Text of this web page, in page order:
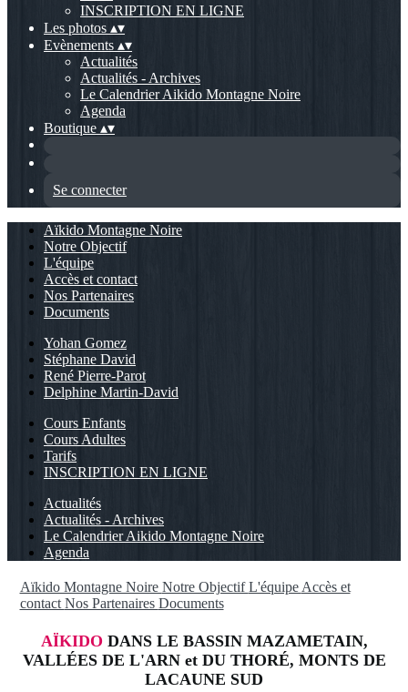
INSCRIPTION EN LIGNE
Les photos ▴▾
Evènements ▴▾
Actualités
Actualités - Archives
Le Calendrier Aikido Montagne Noire
Agenda
Boutique ▴▾
Se connecter
Aïkido Montagne Noire
Notre Objectif
L'équipe
Accès et contact
Nos Partenaires
Documents
Yohan Gomez
Stéphane David
René Pierre-Parot
Delphine Martin-David
Cours Enfants
Cours Adultes
Tarifs
INSCRIPTION EN LIGNE
Actualités
Actualités - Archives
Le Calendrier Aikido Montagne Noire
Agenda
Aïkido Montagne Noire Notre ObjectifL'équipe Accès et
contact Nos Partenaires Documents
AÏKIDO DANS LE BASSIN MAZAMETAIN,
VALLÉES DE L'ARN et DU THORÉ, MONTS DE
LACAUNE SUD